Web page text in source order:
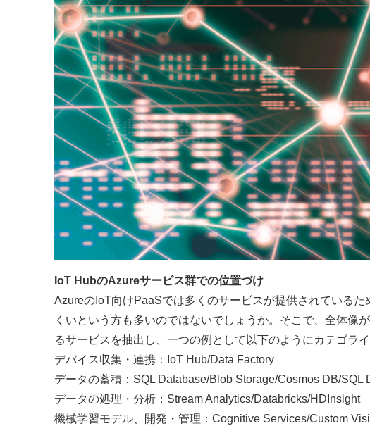
IoT HubのAzureサービス群での位置づけ
AzureのIoT向けPaaSでは多くのサービスが提供されている
くいという方も多いのではないでしょうか。そこで、全体像
るサービスを抽出し、一つの例として以下のようにカテゴライ
デバイス収集・連携：IoT Hub/Data Factory
データの蓄積：SQL Database/Blob Storage/Cosmos DB/SQL
データの処理・分析：Stream Analytics/Databricks/HDInsight
機械学習モデル、開発・管理：Cognitive Services/Custom